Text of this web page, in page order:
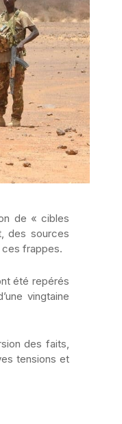
de « cibles
des sources
ces frappes.
été repérés
vingtaine
des faits,
tensions et